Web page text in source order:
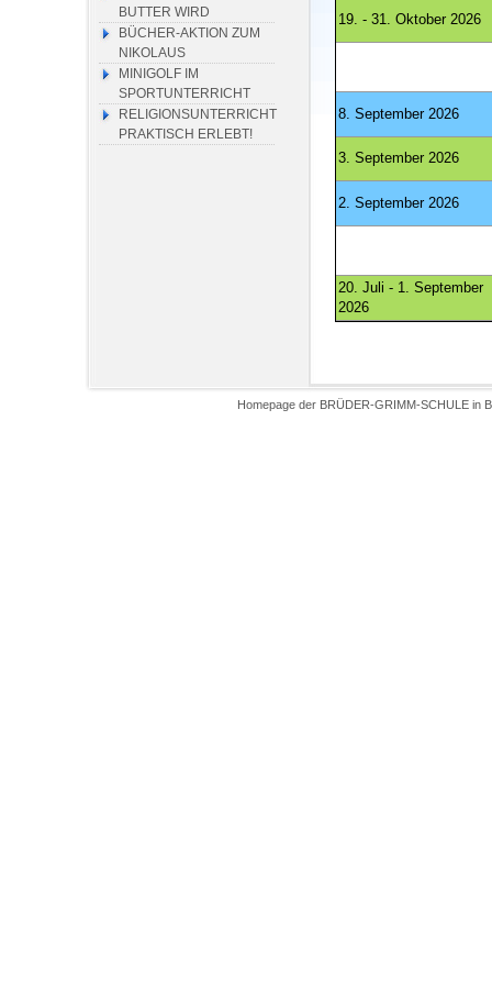
BUTTER WIRD
BÜCHER-AKTION ZUM
NIKOLAUS
MINIGOLF IM
SPORTUNTERRICHT
RELIGIONSUNTERRICHT
PRAKTISCH ERLEBT!
19. - 31. Oktober 2026
8. September 2026
3. September 2026
2. September 2026
20. Juli - 1. September
2026
Homepage der BRÜDER-GRIMM-SCHULE in